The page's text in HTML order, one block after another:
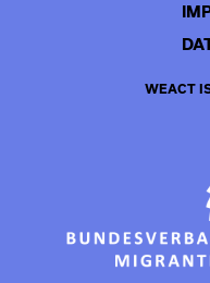
WEACT